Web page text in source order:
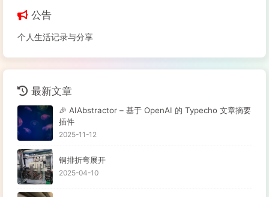
公告
个人生活记录与分享
最新文章
🎉 AIAbstractor – 基于 OpenAI 的 Typecho 文章摘要
插件
2025-11-12
铜排折弯展开
2025-04-10